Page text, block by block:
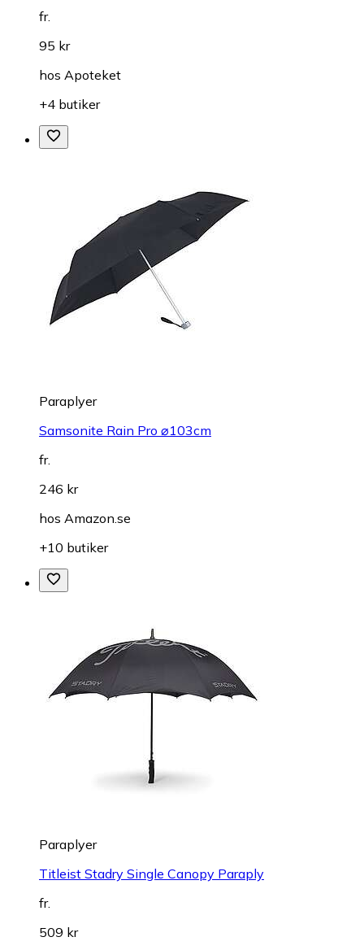
fr.
95 kr
hos Apoteket
+4 butiker
Paraplyer
Samsonite Rain Pro ⌀103cm
fr.
246 kr
hos Amazon.se
+10 butiker
Paraplyer
Titleist Stadry Single Canopy Paraply
fr.
509 kr